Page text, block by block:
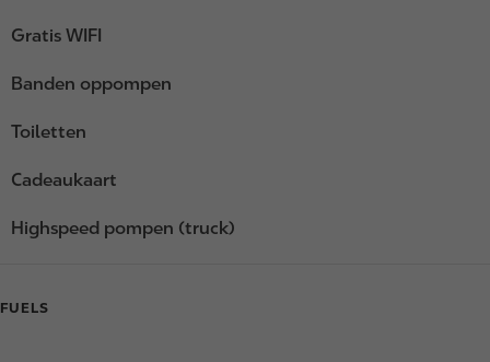
Gratis WIFI
Banden oppompen
Toiletten
Cadeaukaart
Highspeed pompen (truck)
FUELS